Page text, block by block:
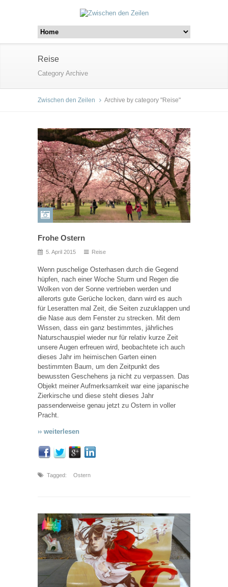
Reise
Category Archive
Zwischen den Zeilen Archive by category "Reise"
Frohe Ostern
5. April 2015 Reise
Wenn puschelige Osterhasen durch die Gegend
hüpfen, nach einer Woche Sturm und Regen die
Wolken von der Sonne vertrieben werden und
allerorts gute Gerüche locken, dann wird es auch
für Leseratten mal Zeit, die Seiten zuzuklappen und
die Nase aus dem Fenster zu strecken. Mit dem
Wissen, dass ein ganz bestimmtes, jährliches
Naturschauspiel wieder nur für relativ kurze Zeit
unsere Augen erfreuen wird, beobachtete ich auch
dieses Jahr im heimischen Garten einen
bestimmten Baum, um den Zeitpunkt des
bewussten Geschehens ja nicht zu verpassen. Das
Objekt meiner Aufmerksamkeit war eine japanische
Zierkirsche und diese steht dieses Jahr
passenderweise genau jetzt zu Ostern in voller
Pracht.
›› weiterlesen
Tagged: Ostern